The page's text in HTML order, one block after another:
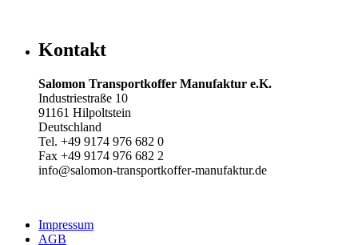
Kontakt
Salomon Transportkoffer Manufaktur e.K.
Industriestraße 10
91161 Hilpoltstein
Deutschland
Tel. +49 9174 976 682 0
Fax +49 9174 976 682 2
info@salomon-transportkoffer-manufaktur.de
Impressum
AGB